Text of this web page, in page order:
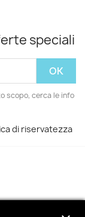
speciali
scopo, cerca le info
di riservatezza